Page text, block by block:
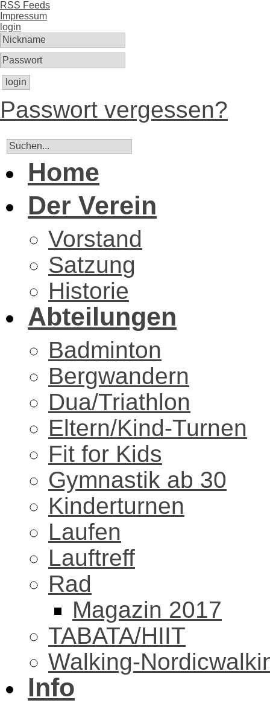
RSS Feeds
Impressum
login
login
Passwort vergessen?
Home
Der Verein
Vorstand
Satzung
Historie
Abteilungen
Badminton
Bergwandern
Dua/Triathlon
Eltern/Kind-Turnen
Fit for Kids
Gymnastik ab 30
Kinderturnen
Laufen
Lauftreff
Rad
Magazin 2017
TABATA/HIIT
Walking-
Info